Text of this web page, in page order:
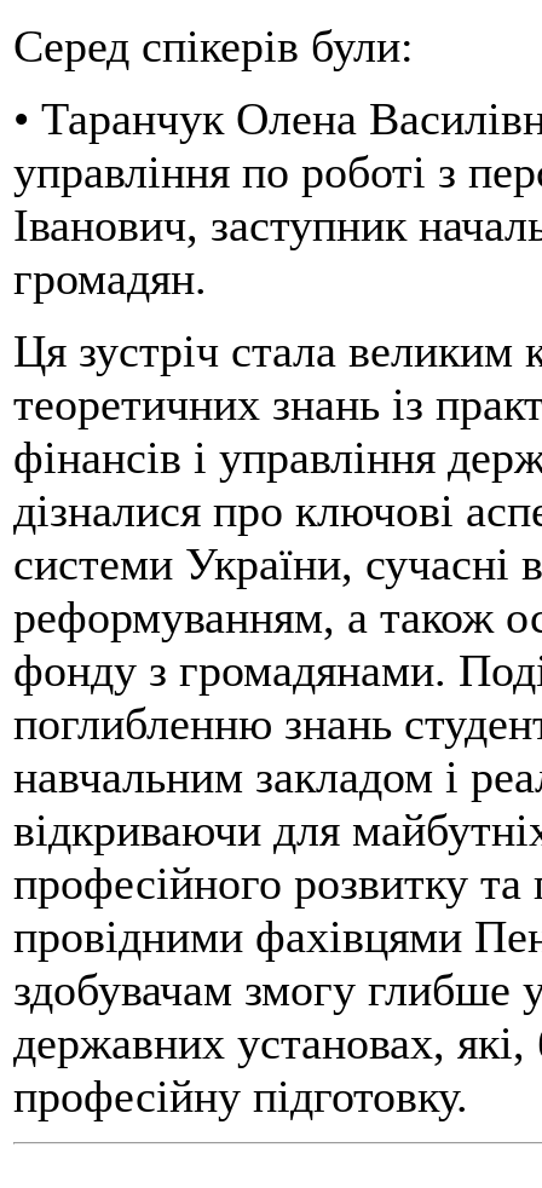
Серед спікерів були:
• Таранчук Олена
управління по роботі з
Іванович, заступник
громадян.
Ця зустріч стала великим
теоретичних знань із
фінансів і управління
дізналися про ключові
системи України, сучасні
реформуванням, а також
фонду з громадянами.
поглибленню знань
навчальним закладом і
відкриваючи для
професійного розвитку
провідними фахівцями
здобувачам змогу глибше
державних установах,
професійну підготовку.